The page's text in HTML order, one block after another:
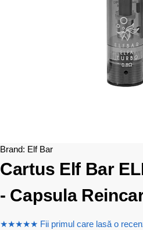
Brand: Elf Bar
Cartus Elf Bar
- Capsula
★★★★★ Fii primul care lasă o